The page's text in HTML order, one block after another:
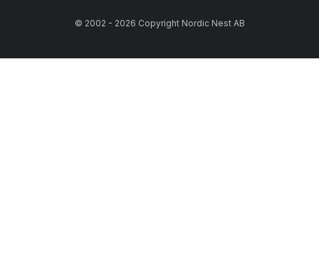
© 2002 - 2026 Copyright Nordic Nest AB